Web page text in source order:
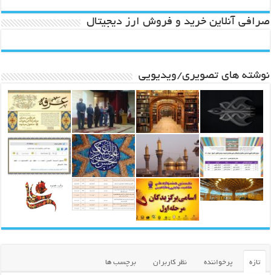
صرافی آنلاین خرید و فروش ارز دیجیتال
نوشته های تصویری/ویدیویی
تازه پرخواننده نظر کاربران برچسب ها